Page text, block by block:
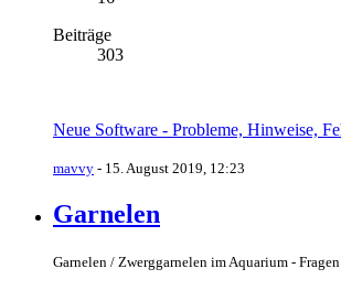
Beiträge
303
Neue Software - Probleme, Hinweise,
mavvy - 15. August 2019, 12:23
Garnelen
Garnelen / Zwerggarnelen im Aquarium -